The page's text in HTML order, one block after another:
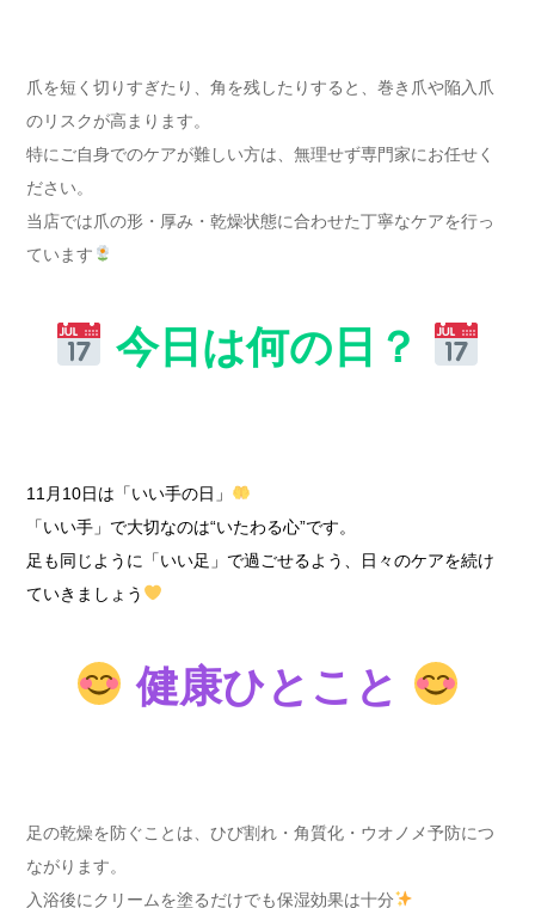
爪を短く切りすぎたり、角を残したりすると、巻き爪や陥入爪
のリスクが高まります。
特にご自身でのケアが難しい方は、無理せず専門家にお任せく
ださい。
当店では爪の形・厚み・乾燥状態に合わせた丁寧なケアを行っ
ています
今日は何の日？
11月10日は「いい手の日」
「いい手」で大切なのは“いたわる心”です。
足も同じように「いい足」で過ごせるよう、日々のケアを続け
ていきましょう
健康ひとこと
足の乾燥を防ぐことは、ひび割れ・角質化・ウオノメ予防につ
ながります。
入浴後にクリームを塗るだけでも保湿効果は十分